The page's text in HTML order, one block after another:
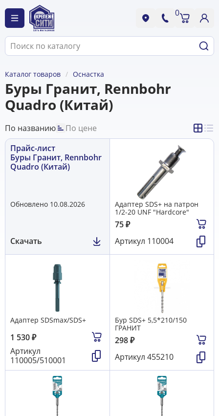
0
Каталог товаров Оснастка
Буры Гранит, Rennbohr
Quadro (Китай)
По названию
По цене
Прайс-лист
Буры Гранит, Rennbohr
Quadro (Китай)
Обновлено 10.08.2026
Скачать
Адаптер SDS+ на патрон
1/2-20 UNF "Hardcore"
75₽
Артикул 110004
Адаптер SDSmax/SDS+
1 530₽
Артикул
110005/510001
Бур SDS+ 5,5*210/150
ГРАНИТ
298₽
Артикул 455210